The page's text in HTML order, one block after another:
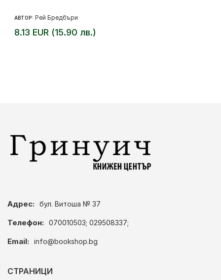
АВТОР: Рей Бредбъри
8.13 EUR (15.90 лв.)
Адрес: бул. Витоша № 37
Телефон: 070010503; 029508337;
Email: info@bookshop.bg
СТРАНИЦИ